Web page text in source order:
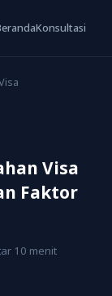
Konsultasi
Visa
Faktor
10 menit